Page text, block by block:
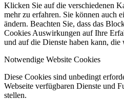
Klicken Sie auf die verschiedenen
mehr zu erfahren. Sie können auch
ändern. Beachten Sie, dass das
Cookies Auswirkungen auf Ihre
und auf die Dienste haben kann, die
Notwendige Website Cookies
Diese Cookies sind unbedingt
Webseite verfügbaren Dienste und
stellen.